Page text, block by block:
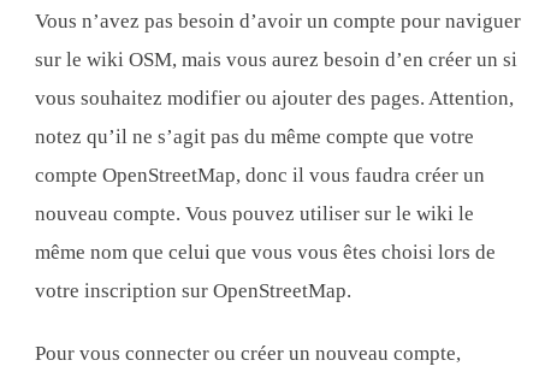
Vous n’avez pas besoin d’avoir un compte pour naviguer
sur le wiki OSM, mais vous aurez besoin d’en créer un si
vous souhaitez modifier ou ajouter des pages. Attention,
notez qu’il ne s’agit pas du même compte que votre
compte OpenStreetMap, donc il vous faudra créer un
nouveau compte. Vous pouvez utiliser sur le wiki le
même nom que celui que vous vous êtes choisi lors de
votre inscription sur OpenStreetMap.
Pour vous connecter ou créer un nouveau compte,